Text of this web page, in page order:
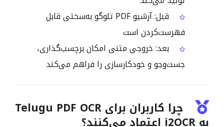
قبل: آرشیو PDF تلوگو به‌سختی قابل
فهرست‌کردن است
بعد: خروجی متنی امکان برچسب‌گذاری،
جست‌وجو و خودکارسازی را فراهم می‌کند
چرا کاربران برای Telugu PDF OCR
به i2OCR اعتماد می‌کنند؟